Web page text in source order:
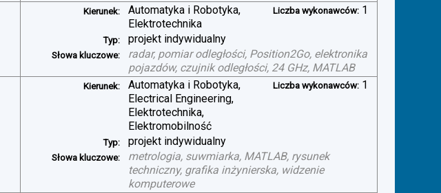
Kierunek:
Automatyka i Robotyka,
Elektrotechnika
Liczba wykonawców: 1
Typ: projekt indywidualny
Słowa kluczowe:
radar, pomiar odległości, Position2Go, elektronika
pojazdów, czujnik odległości, 24 GHz, MATLAB
Kierunek:
Automatyka i Robotyka,
Electrical Engineering,
Elektrotechnika,
Elektromobilność
Liczba wykonawców: 1
Typ: projekt indywidualny
Słowa kluczowe:
metrologia, suwmiarka, MATLAB, rysunek
techniczny, grafika inżynierska, widzenie
komputerowe